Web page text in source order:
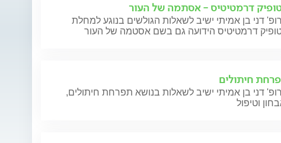
דרמטיטיס - אסתמה של העור
דני בן אמיתי ישיב לשאלות הגולשים בנוגע למחלת
דרמטיטיס הידועה גם בשם אסטמה של העור
חיתולים
דני בן אמיתי ישיב לשאלות בנושא תפרחת חיתולים,